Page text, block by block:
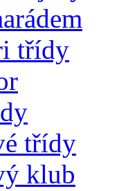
třídy
třídy
klub